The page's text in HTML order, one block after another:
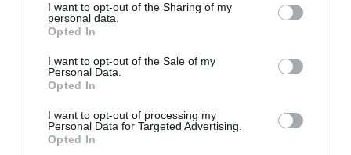
I want to opt-out of the Sharing of my
personal data.
Opted In
I want to opt-out of the Sale of my
Personal Data.
Opted In
I want to opt-out of processing my
Personal Data for Targeted Advertising.
Opted In